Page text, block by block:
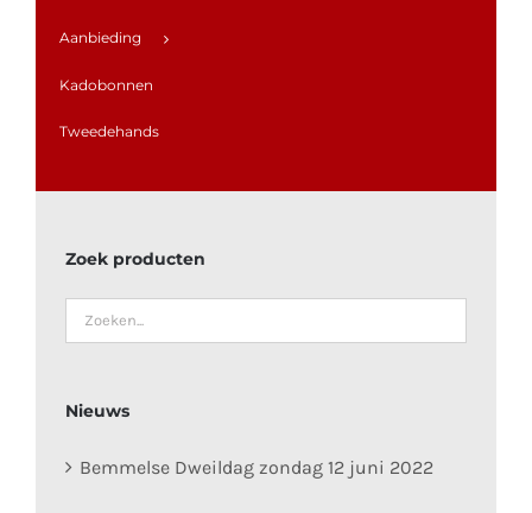
Aanbieding
Kadobonnen
Tweedehands
Zoek producten
Nieuws
Bemmelse Dweildag zondag 12 juni 2022